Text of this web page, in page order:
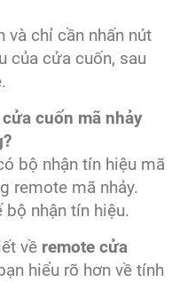
và chỉ cần nhấn nút
của cửa cuốn, sau
cuốn mã nhảy
bộ nhận tín hiệu mã
remote mã nhảy.
bộ nhận tín hiệu.
về remote cửa
hiểu rõ hơn về tính